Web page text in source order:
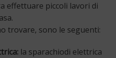
effettuare piccoli lavori di
trovare, sono le seguenti:
la sparachiodi elettrica